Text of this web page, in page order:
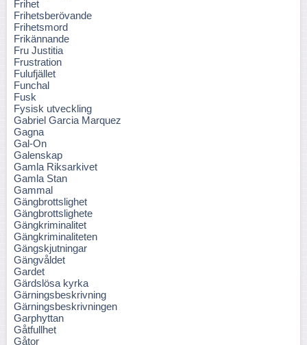
Frihet
Frihetsberövande
Frihetsmord
Frikännande
Fru Justitia
Frustration
Fulufjället
Funchal
Fusk
Fysisk utveckling
Gabriel Garcia Marquez
Gagna
Gal-On
Galenskap
Gamla Riksarkivet
Gamla Stan
Gammal
Gängbrottslighet
Gängbrottslighete
Gängkriminalitet
Gängkriminaliteten
Gängskjutningar
Gängvåldet
Gardet
Gärdslösa kyrka
Gärningsbeskrivning
Gärningsbeskrivningen
Garphyttan
Gåtfullhet
Gåtor